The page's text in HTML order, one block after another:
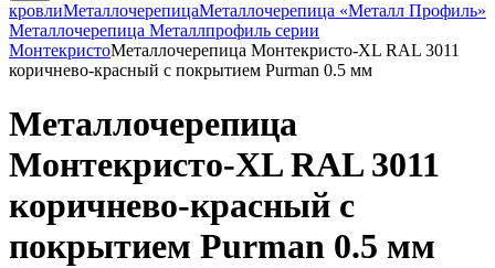
кровлиМеталлочерепицаМеталлочерепица «Металл Профиль»
Металлочерепица Металлпрофиль серии
МонтекристоМеталлочерепица Монтекристо-XL RAL 3011
коричнево-красный с покрытием Purman 0.5 мм
Металлочерепица
Монтекристо-XL RAL 3011
коричнево-красный с
покрытием Purman 0.5 мм